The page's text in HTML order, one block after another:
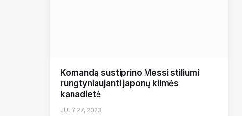
Komandą sustiprino Messi stiliumi
rungtyniaujanti japonų kilmės
kanadietė
JULY 27, 2023